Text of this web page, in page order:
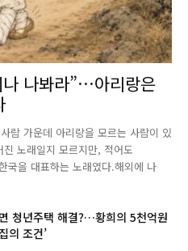
나봐라”…아리랑은
람 가운데 아리랑을 모르는 사람이 있
노래일지 모르지만, 적어도
국을 대표하는 노래였다.해외에 나
청년주택 해결?…황희의 5천억원
의 조건’